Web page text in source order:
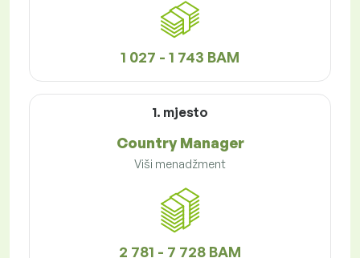
1 027 - 1 743 BAM
1. mjesto
Country Manager
Viši menadžment
2 781 - 7 728 BAM